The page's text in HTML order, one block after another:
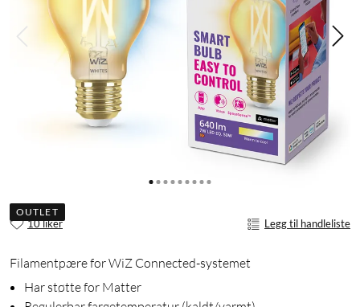
OUTLET
10 liker Legg til handleliste
Filamentpære for WiZ Connected-systemet
Har støtte for Matter